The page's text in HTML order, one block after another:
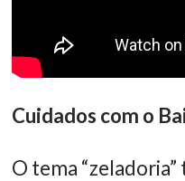
Cuidados com o
O tema